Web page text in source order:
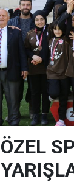
ÖZEL